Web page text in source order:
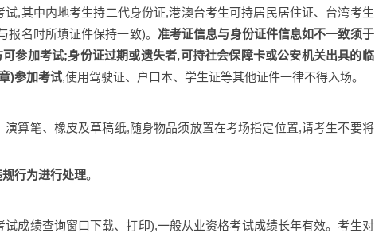
,其中内地考生持二代身份证,港澳台考生可持居民居住证、台湾考生
名时所填证件保持一致)。 准考证信息与身份证件信息如不一致须于
参加考试;身份证过期或遗失者,可持社会保障卡或公安机关出具的临
)参加考试,使用驾驶证、户口本、学生证等其他证件一律不得入场。
算笔、橡皮及草稿纸,随身物品须放置在考场指定位置,请考生不要将
行为进行处理。
成绩查询窗口下载、打印),一般从业资格考试成绩长年有效。考生对